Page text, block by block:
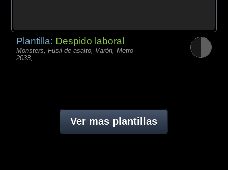
Plantilla: Despido laboral
Monsters, Fusil de asalto, Varón, Metro
2033,
Ver mas plantillas